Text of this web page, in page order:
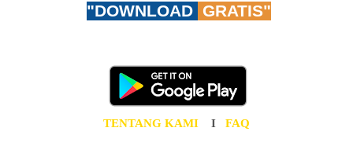
"DOWNLOAD GRATIS"
TENTANG KAMI I FAQ